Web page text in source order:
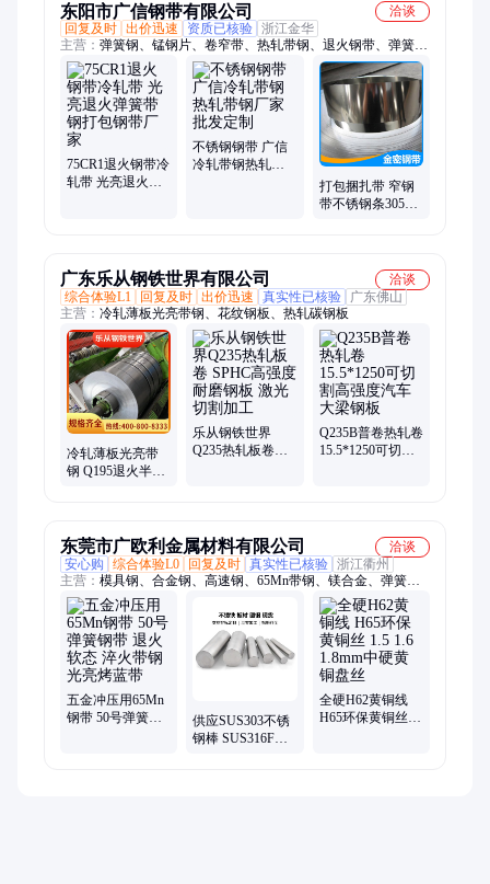
东阳市广信钢带有限公司
洽谈
回复及时 出价迅速 资质已核验 浙江金华
主营： 弹簧钢、锰钢片、卷窄带、热轧带钢、退火钢带、弹簧带
钢、热处理带钢、纵剪柳钢带钢、耐海水腐蚀带钢、冷轧带、不
锈钢板、不锈钢带、冷轧钢带、输送钢带、热轧钢带、不锈钢链
带、钢带波纹管、不锈钢钢带、热镀锌钢带、不锈钢压延带、耐
性好波纹管、打包带捆扎带、不锈钢打包带、不锈钢拉伸钢带、
可折弯淬火钢带
75CR1退火钢带冷
轧带 光亮退火弹
不锈钢钢带 广信
冷轧带钢热轧带
打包捆扎带 窄钢
带不锈钢条305不
广东乐从钢铁世界有限公司
洽谈
综合体验L1
回复及时 出价迅速 真实性已核验
广东佛山
主营： 冷轧薄板光亮带钢、花纹钢板、热轧碳钢板
冷轧薄板光亮带
钢 Q195退火半硬
乐从钢铁世界
Q235热轧板卷
Q235B普卷热轧卷
15.5*1250可切割
东莞市广欧利金属材料有限公司
洽谈
安心购
综合体验L0 回复及时 真实性已核验 浙江衢州
主营： 模具钢、合金钢、高速钢、65Mn带钢、镁合金、弹簧
钢、不锈钢、钛材、钨钢、铝合金、铜材
五金冲压用65Mn
钢带 50号弹簧钢
供应SUS303不锈
钢棒 SUS316F不
全硬H62黄铜线
H65环保黄铜丝